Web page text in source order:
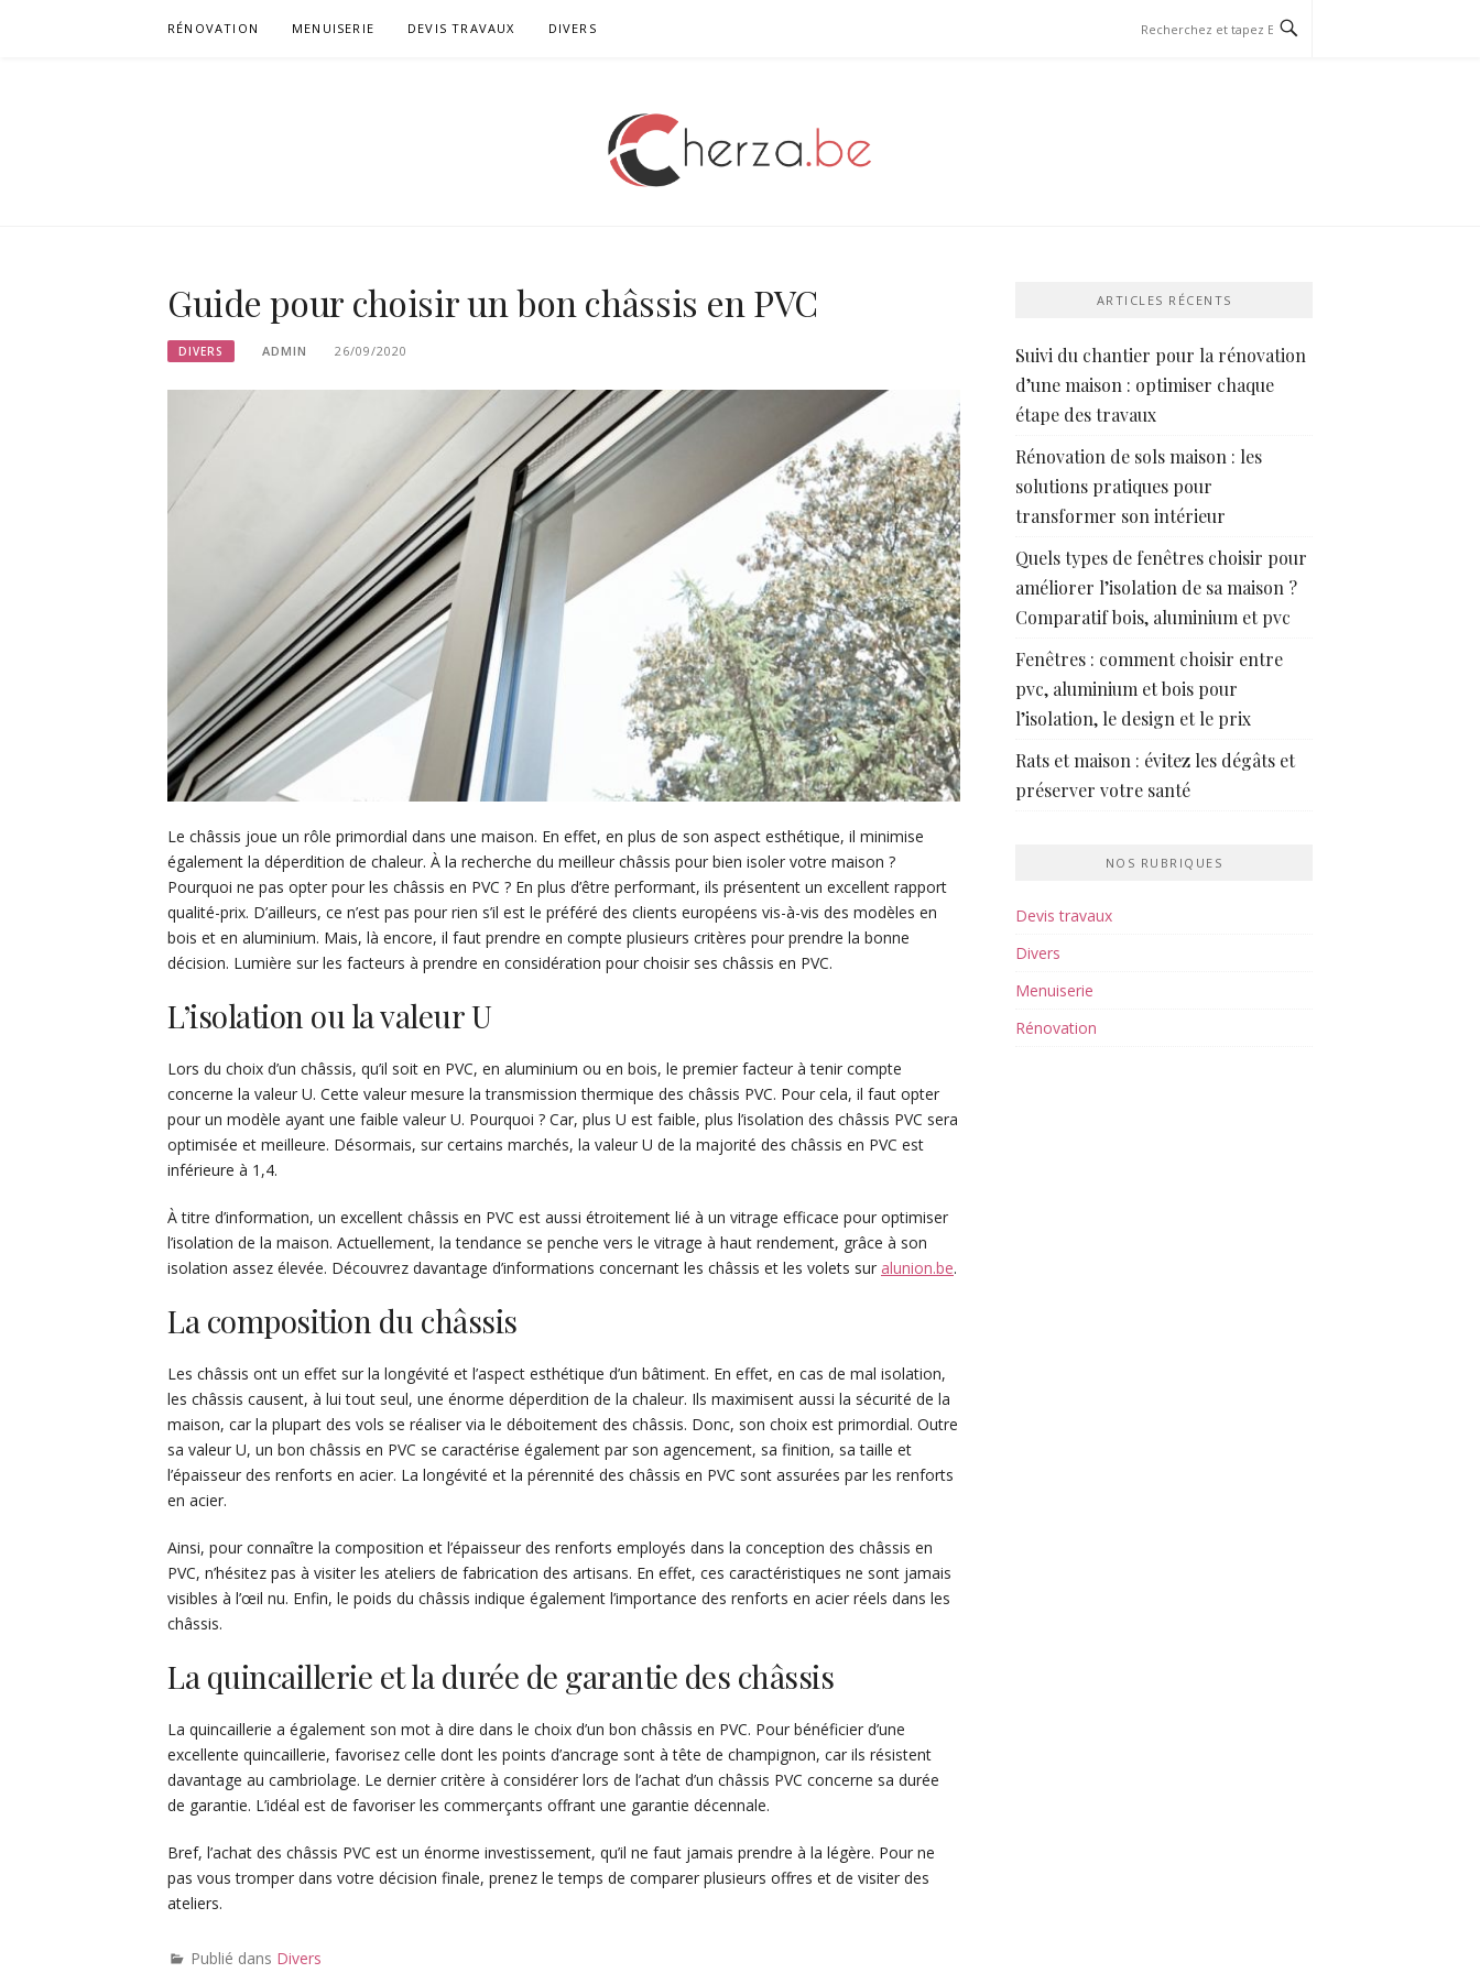
RÉNOVATION MENUISERIE DEVIS TRAVAUX DIVERS
Guide pour choisir un bon châssis en PVC
DIVERS ADMIN 26/09/2020
Le châssis joue un rôle primordial dans une maison. En effet, en plus de son aspect esthétique, il minimise
également la déperdition de chaleur. À la recherche du meilleur châssis pour bien isoler votre maison ?
Pourquoi ne pas opter pour les châssis en PVC ? En plus d’être performant, ils présentent un excellent rapport
qualité-prix. D’ailleurs, ce n’est pas pour rien s’il est le préféré des clients européens vis-à-vis des modèles en
bois et en aluminium. Mais, là encore, il faut prendre en compte plusieurs critères pour prendre la bonne
décision. Lumière sur les facteurs à prendre en considération pour choisir ses châssis en PVC.
L’isolation ou la valeur U
Lors du choix d’un châssis, qu’il soit en PVC, en aluminium ou en bois, le premier facteur à tenir compte
concerne la valeur U. Cette valeur mesure la transmission thermique des châssis PVC. Pour cela, il faut opter
pour un modèle ayant une faible valeur U. Pourquoi ? Car, plus U est faible, plus l’isolation des châssis PVC sera
optimisée et meilleure. Désormais, sur certains marchés, la valeur U de la majorité des châssis en PVC est
inférieure à 1,4.
À titre d’information, un excellent châssis en PVC est aussi étroitement lié à un vitrage efficace pour optimiser
l’isolation de la maison. Actuellement, la tendance se penche vers le vitrage à haut rendement, grâce à son
isolation assez élevée. Découvrez davantage d’informations concernant les châssis et les volets sur alunion.be.
La composition du châssis
Les châssis ont un effet sur la longévité et l’aspect esthétique d’un bâtiment. En effet, en cas de mal isolation,
les châssis causent, à lui tout seul, une énorme déperdition de la chaleur. Ils maximisent aussi la sécurité de la
maison, car la plupart des vols se réaliser via le déboitement des châssis. Donc, son choix est primordial. Outre
sa valeur U, un bon châssis en PVC se caractérise également par son agencement, sa finition, sa taille et
l’épaisseur des renforts en acier. La longévité et la pérennité des châssis en PVC sont assurées par les renforts
en acier.
Ainsi, pour connaître la composition et l’épaisseur des renforts employés dans la conception des châssis en
PVC, n’hésitez pas à visiter les ateliers de fabrication des artisans. En effet, ces caractéristiques ne sont jamais
visibles à l’œil nu. Enfin, le poids du châssis indique également l’importance des renforts en acier réels dans les
châssis.
La quincaillerie et la durée de garantie des châssis
La quincaillerie a également son mot à dire dans le choix d’un bon châssis en PVC. Pour bénéficier d’une
excellente quincaillerie, favorisez celle dont les points d’ancrage sont à tête de champignon, car ils résistent
davantage au cambriolage. Le dernier critère à considérer lors de l’achat d’un châssis PVC concerne sa durée
de garantie. L’idéal est de favoriser les commerçants offrant une garantie décennale.
Bref, l’achat des châssis PVC est un énorme investissement, qu’il ne faut jamais prendre à la légère. Pour ne
pas vous tromper dans votre décision finale, prenez le temps de comparer plusieurs offres et de visiter des
ateliers.
Publié dans Divers
ARTICLES RÉCENTS
Suivi du chantier pour la rénovation
d’une maison : optimiser chaque
étape des travaux
Rénovation de sols maison : les
solutions pratiques pour
transformer son intérieur
Quels types de fenêtres choisir pour
améliorer l’isolation de sa maison ?
Comparatif bois, aluminium et pvc
Fenêtres : comment choisir entre
pvc, aluminium et bois pour
l’isolation, le design et le prix
Rats et maison : évitez les dégâts et
préserver votre santé
NOS RUBRIQUES
Devis travaux
Divers
Menuiserie
Rénovation